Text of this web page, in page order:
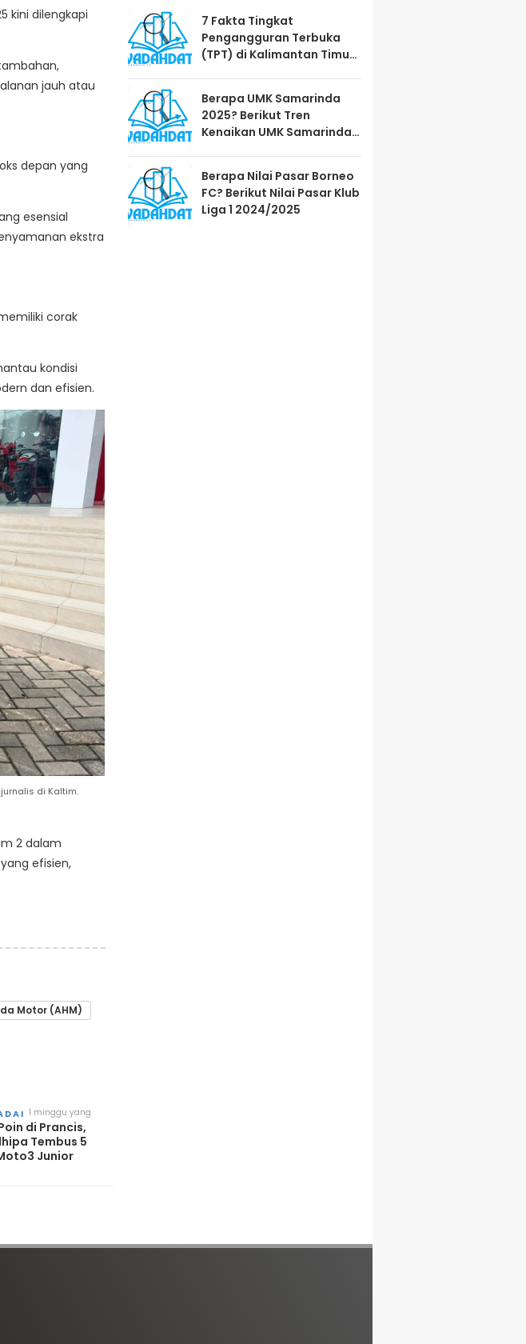
kini dilengkapi
jauh atau
depan yang
esensial
ekstra
corak
kondisi
dan efisien.
di Kaltim.
2 dalam
efisien,
Motor (AHM)
1 minggu yang
lalu
di Prancis,
Tembus 5
Junior
7 Fakta Tingkat
Pengangguran Terbuka
(TPT) di Kalimantan Timur
Berapa UMK Samarinda
2025? Berikut Tren
Kenaikan UMK Samarinda
Berapa Nilai Pasar Borneo
FC? Berikut Nilai Pasar Klub
Liga 1 2024/2025